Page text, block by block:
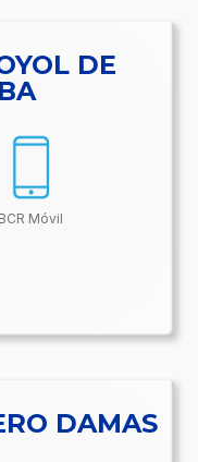
DE
BCR Móvil
DAMAS